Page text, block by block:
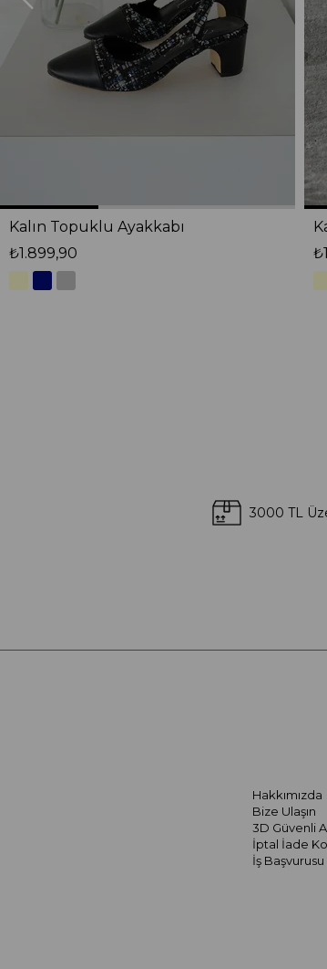
Kalın Topuklu Ayakkabı
₺1.899,90
3000 TL
Hakkımızda
Bize Ulaşın
3D Güvenli
İptal İade
İş Başvurusu